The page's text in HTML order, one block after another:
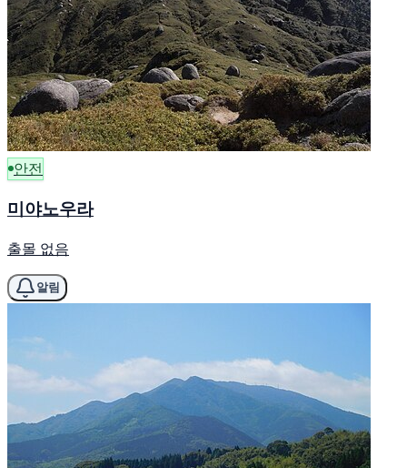
안전
미야노우라
출몰 없음
알림